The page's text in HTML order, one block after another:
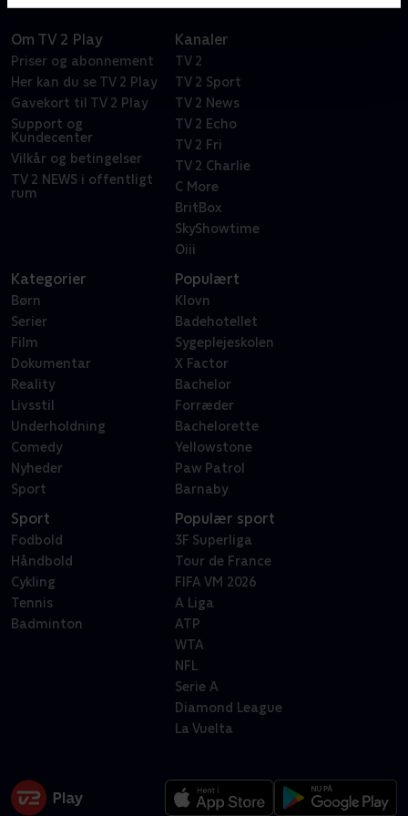
Om TV 2 Play
Priser og abonnement
Her kan du se TV 2 Play
Gavekort til TV 2 Play
Support og
Kundecenter
Vilkår og betingelser
TV 2 NEWS i offentligt
rum
Kanaler
TV 2
TV 2 Sport
TV 2 News
TV 2 Echo
TV 2 Fri
TV 2 Charlie
C More
BritBox
SkyShowtime
Oiii
Kategorier
Børn
Serier
Film
Dokumentar
Reality
Livsstil
Underholdning
Comedy
Nyheder
Sport
Populært
Klovn
Badehotellet
Sygeplejeskolen
X Factor
Bachelor
Forræder
Bachelorette
Yellowstone
Paw Patrol
Barnaby
Sport
Fodbold
Håndbold
Cykling
Tennis
Badminton
Populær sport
3F Superliga
Tour de France
FIFA VM 2026
A Liga
ATP
WTA
NFL
Serie A
Diamond League
La Vuelta